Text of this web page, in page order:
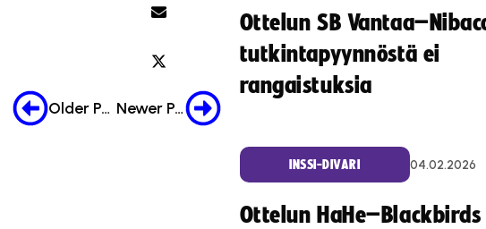
Older Post Newer Post
Ottelun SB
tutkintapyynnöstä ei
rangaistuksia
INSSI-DIVARI 04.02.2026
Ottelun HaHe–Blackbirds